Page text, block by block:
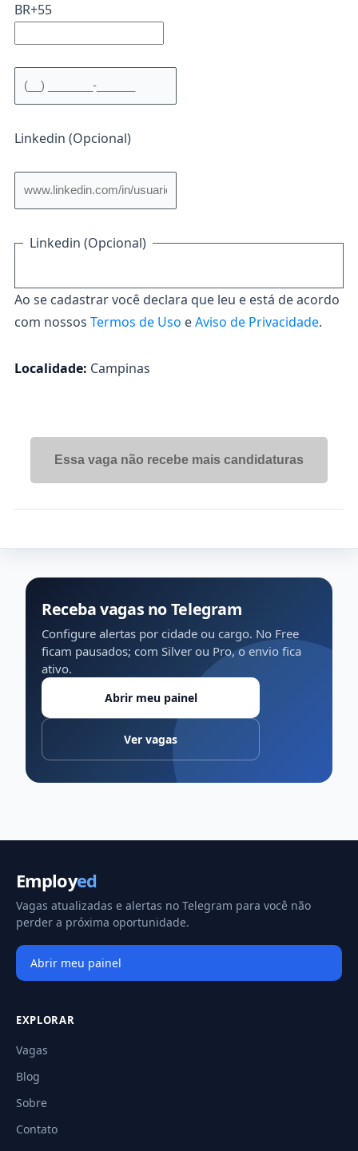
BR+55
Linkedin (Opcional)
Linkedin (Opcional)
Ao se cadastrar você declara que leu e está de acordo
com nossos Termos de Uso eAviso de Privacidade.
Localidade: Campinas
Essa vaga não recebe mais candidaturas
Receba vagas no Telegram
Configure alertas por cidade ou cargo. No Free
ficam pausados; com Silver ou Pro, o envio fica
ativo.
Abrir meu painel
Ver vagas
Employed
Vagas atualizadas e alertas no Telegram para você não
perder a próxima oportunidade.
Abrir meu painel
EXPLORAR
Vagas
Blog
Sobre
Contato